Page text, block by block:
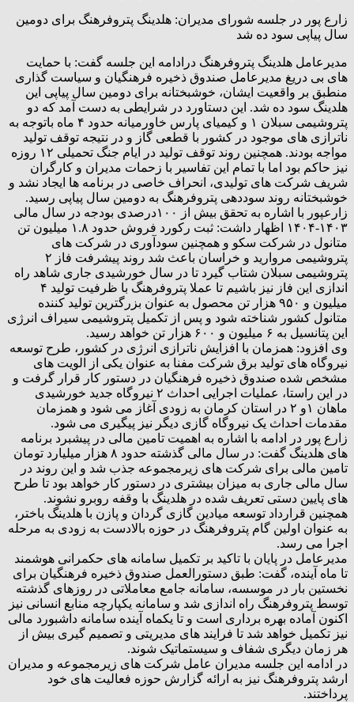
زارع پور در جلسه شورای مدیران: هلدینگ پتروفرهنگ برای دومین
سال پیاپی سود ده شد
مدیرعامل هلدینگ پتروفرهنگ درادامه این جلسه گفت: با حمایت
های بی دریغ مدیرعامل صندوق ذخیره فرهنگیان و سیاست گذاری
منطبق بر واقعیت ایشان، خوشبختانه برای دومین سال پیاپی این
هلدینگ سود ده شد. این دستاورد در شرایطی به دست آمد که دو
پتروشیمی سبلان ۱ و کیمیای پارس خاورمیانه حدود ۴ ماه باتوجه به
ناترازی های موجود در کشور با قطعی گاز و در نتیجه توقف تولید
مواجه بودند. همچنین روند توقف تولید در ایام جنگ تحمیلی ۱۲ روزه
نیز حاکم بود اما با تمام این تفاسیر با زحمات مدیران و کارگران
شریف شرکت های تولیدی، انحراف خاصی در برنامه ها ایجاد نشد و
خوشبختانه روند سوددهی پتروفرهنگ به دومین سال پیاپی رسید.
زارعپور با اشاره به تحقق بیش از ۱۰۰درصدی بودجه در سال مالی
۱۴۰۳-۱۴۰۴ اظهار داشت: ثبت رکورد فروش حدود ۱.۸ میلیون تن
متانول در شرکت سکو و همچنین سودآوری در شرکت های
پتروشیمی مروارید و خراسان باعث شد روند پیشرفت فاز ۲
پتروشیمی سبلان شتاب گیرد تا در سال خورشیدی جاری شاهد راه
اندازی این فاز نیز باشیم تا عملا پتروفرهنگ با ظرفیت تولید ۴
میلیون و ۹۵۰ هزار تن محصول به عنوان بزرگترین تولید کننده
متانول کشور شناخته شود و پس از تکمیل پتروشیمی سیراف انرژی
این پتانسیل به ۶ میلیون و ۶۰۰ هزار تن خواهد رسید.
وی افزود: همزمان با افزایش ناترازی انرژی در کشور، طرح توسعه
نیروگاه های تولید برق شرکت مفنا به عنوان یکی از الویت های
مشخص شده صندوق ذخیره فرهنگیان در دستور کار قرار گرفت و
در این راستا، عملیات اجرایی احداث ۲ نیروگاه جدید خورشیدی
ماهان ۱و ۲ در استان کرمان به زودی آغاز می شود و همزمان
مقدمات احداث یک نیروگاه گازی دیگر نیز پیگیری می شود.
زارع پور در ادامه با اشاره به اهمیت تامین مالی در پیشبرد برنامه
های هلدینگ گفت: در سال مالی گذشته حدود ۸ هزار میلیارد تومان
تامین مالی برای شرکت های زیرمجموعه جذب شد و این روند در
سال مالی جاری به میزان بیشتری در دستور کار خواهد بود تا طرح
های پایین دستی تعریف شده در هلدینگ با وقفه روبرو نشوند.
همچنین قرارداد توسعه میادین گازی گردان و پازن با هلدینگ باختر،
به عنوان اولین گام پتروفرهنگ در حوزه بالادست به زودی به مرحله
اجرا می رسد.
مدیرعامل در پایان با تاکید بر تکمیل سامانه های حکمرانی هوشمند
تا ماه آینده، گفت: طبق دستورالعمل صندوق ذخیره فرهنگیان برای
نخستین بار در موسسه، سامانه جامع معاملاتی در روزهای گذشته
توسط پتروفرهنگ راه اندازی شد و سامانه یکپارچه منابع انسانی نیز
اکنون آماده بهره برداری است و تا یکماه آینده سامانه داشبورد مالی
نیز تکمیل خواهد شد تا فرایند های مدیریتی و تصمیم گیری بیش از
هر زمان دیگری شفاف و سیستماتیک شوند.
در ادامه این جلسه مدیران عامل شرکت های زیرمجموعه و مدیران
ارشد پتروفرهنگ نیز به ارائه گزارش حوزه فعالیت های خود
پرداختند.